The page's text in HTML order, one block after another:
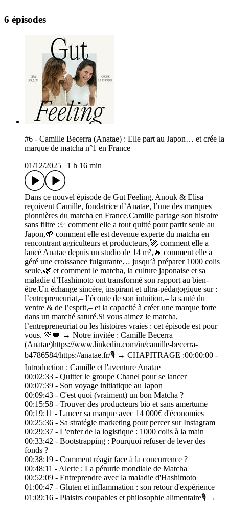
6 épisodes
#6 - Camille Becerra (Anatae) : Elle part au Japon… et crée la
marque de matcha n°1 en France
01/12/2025
1 h 16 min
Dans ce nouvel épisode de Gut Feeling, Anouk & Elisa
reçoivent Camille, fondatrice d’Anatae, l’une des marques
pionnières du matcha en France.Camille partage son histoire
sans filtre :✨ comment elle a tout quitté pour partir seule au
Japon,🌱 comment elle est devenue experte du matcha en
rencontrant agriculteurs et producteurs,🚀 comment elle a
lancé Anatae depuis un studio de 14 m²,🔥 comment elle a
géré une croissance fulgurante… jusqu’à préparer 1000 colis
seule,🌿 et comment le matcha, la culture japonaise et sa
maladie d’Hashimoto ont transformé son rapport au bien-
être.Un échange sincère, inspirant et ultra-pédagogique sur :–
l’entrepreneuriat,– l’écoute de son intuition,– la santé du
ventre & de l’esprit,– et la capacité à créer une marque forte
dans un marché saturé.Si vous aimez le matcha,
l’entrepreneuriat ou les histoires vraies : cet épisode est pour
vous. 💚👑 → Notre invitée : Camille Becerra
(Anatae)https://www.linkedin.com/in/camille-becerra-
b4786584/https://anatae.fr/🎙️ → CHAPITRAGE :00:00:00 -
Introduction : Camille et l'aventure Anatae
00:02:33 - Quitter le groupe Chanel pour se lancer
00:07:39 - Son voyage initiatique au Japon
00:09:43 - C'est quoi (vraiment) un bon Matcha ?
00:15:58 - Trouver des producteurs bio et sans amertume
00:19:11 - Lancer sa marque avec 14 000€ d'économies
00:25:36 - Sa stratégie marketing pour percer sur Instagram
00:29:37 - L'enfer de la logistique : 1000 colis à la main
00:33:42 - Bootstrapping : Pourquoi refuser de lever des
fonds ?
00:38:19 - Comment réagir face à la concurrence ?
00:48:11 - Alerte : La pénurie mondiale de Matcha
00:52:09 - Entreprendre avec la maladie d'Hashimoto
01:00:47 - Gluten et inflammation : son retour d'expérience
01:09:16 - Plaisirs coupables et philosophie alimentaire🎙️ →